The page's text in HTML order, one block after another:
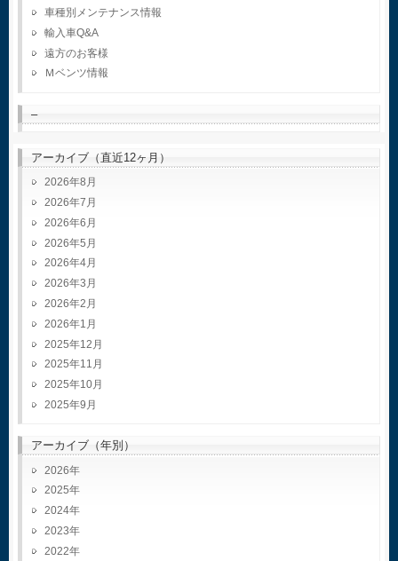
車種別メンテナンス情報
輸入車Q&A
遠方のお客様
Ｍベンツ情報
–
アーカイブ（直近12ヶ月）
2026年8月
2026年7月
2026年6月
2026年5月
2026年4月
2026年3月
2026年2月
2026年1月
2025年12月
2025年11月
2025年10月
2025年9月
アーカイブ（年別）
2026
2025
2024
2023
2022